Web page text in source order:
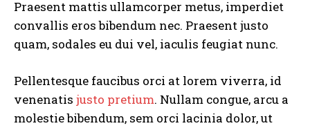
Praesent mattis ullamcorper metus, imperdiet
convallis eros bibendum nec. Praesent justo
quam, sodales eu dui vel, iaculis feugiat nunc.
Pellentesque faucibus orci at lorem viverra, id
venenatis justo pretium. Nullam congue, arcu a
molestie bibendum, sem orci lacinia dolor, ut